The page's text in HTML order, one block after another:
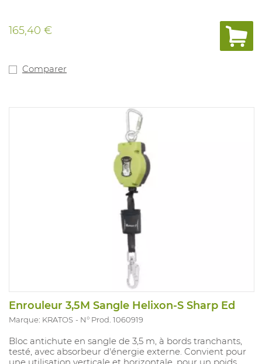
165,40 €
Comparer
Enrouleur 3,5M Sangle Helixon-S Sharp Ed
Marque: KRATOS N° Prod. 1060919
Bloc antichute en sangle de 3,5 m, à bords tranchants,
testé, avec absorbeur d'énergie externe. Convient pour
une utilisation verticale et horizontale, pour un poids